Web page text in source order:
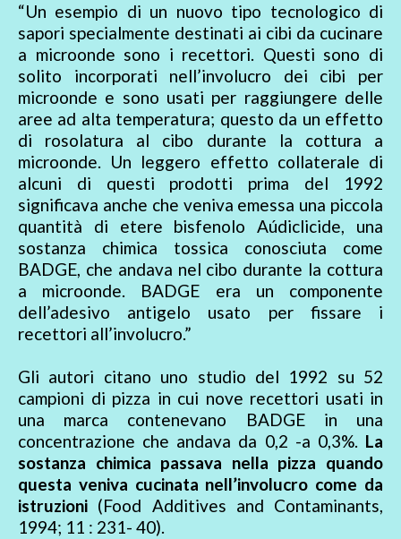
“Un esempio di un nuovo tipo tecnologico di
sapori specialmente destinati ai cibi da cucinare
a microonde sono i recettori. Questi sono di
solito incorporati nell’involucro dei cibi per
microonde e sono usati per raggiungere delle
aree ad alta temperatura; questo da un effetto
di rosolatura al cibo durante la cottura a
microonde. Un leggero effetto collaterale di
alcuni di questi prodotti prima del 1992
significava anche che veniva emessa una piccola
quantità di etere bisfenolo Aúdiclicide, una
sostanza chimica tossica conosciuta come
BADGE, che andava nel cibo durante la cottura
a microonde. BADGE era un componente
dell’adesivo antigelo usato per fissare i
recettori all’involucro.”
Gli autori citano uno studio del 1992 su 52
campioni di pizza in cui nove recettori usati in
una marca contenevano BADGE in una
concentrazione che andava da 0,2 -a 0,3%. La
sostanza chimica passava nella pizza quando
questa veniva cucinata nell’involucro come da
istruzioni (Food Additives and Contaminants,
1994; 11 : 231- 40).